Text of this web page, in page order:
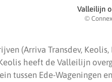
Valleilijn
©
(Arriva Transdev,
heeft de Valleilijn
tussen Ede-Wageningen